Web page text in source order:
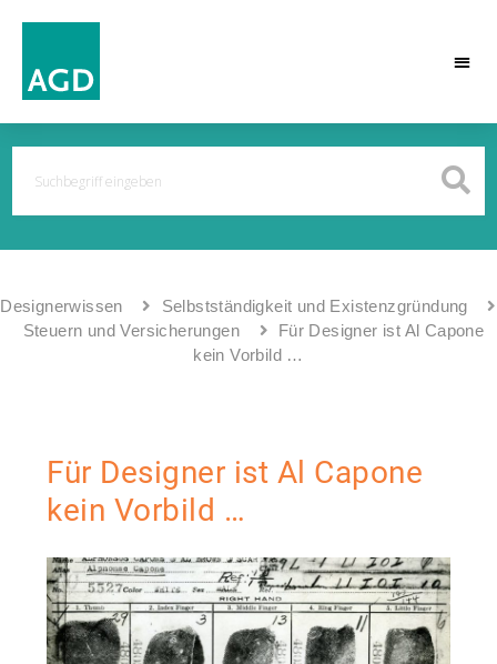
Designerwissen
Selbstständigkeit und Existenzgründung
Steuern und Versicherungen
Für Designer ist Al Capone
kein Vorbild …
Für Designer ist Al Capone
kein Vorbild …